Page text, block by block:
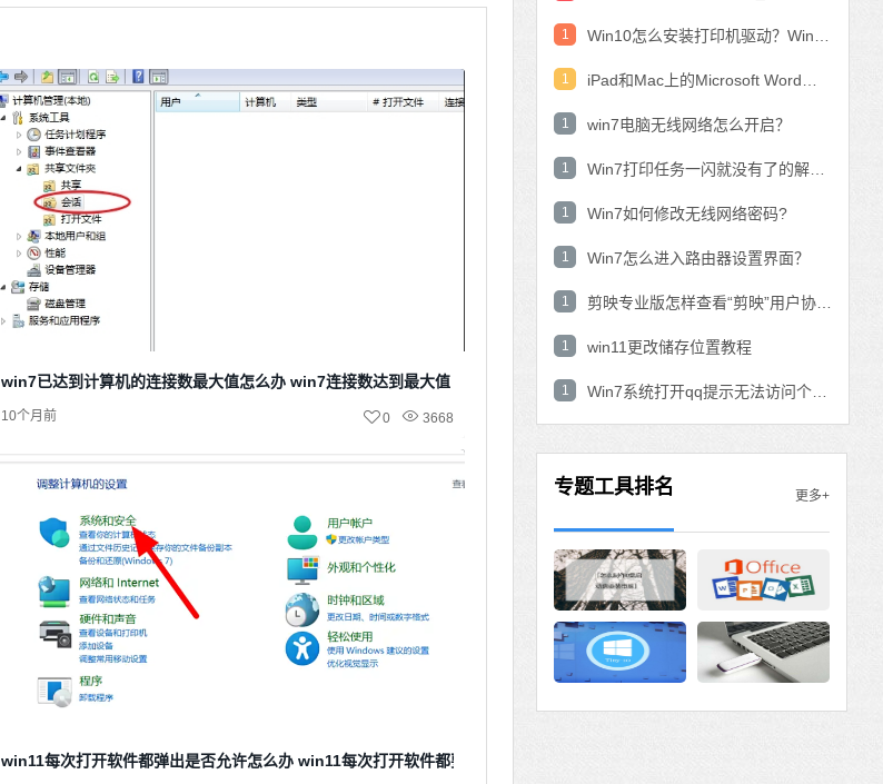
win7已达到计算机的连接数最大值怎么办 win7连接数达到最大值
10个月前 3668
0
win11每次打开软件都弹出是否允许怎么办 win11每次打开软件都要确认
1
1
1 win7电脑无线网络怎么开启？
1
1 Win7如何修改无线网络密码?
1 Win7怎么进入路由器设置界面？
1
1 win11更改储存位置教程
1
专题工具排名 更多+